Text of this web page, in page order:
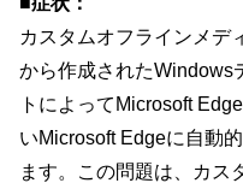
カスタムオフラインメデ
から作成されたWindows
トによってMicrosoft
いMicrosoft Edgeに自動
ます。この問題は、カス